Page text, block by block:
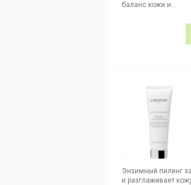
баланс кожи и...
Энзимный пилинг
и разглаживает